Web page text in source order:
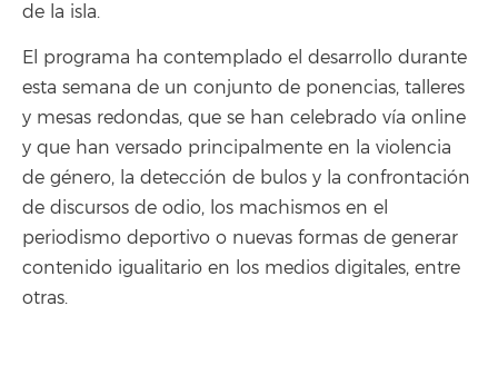
de la isla.
El programa ha contemplado el desarrollo durante
esta semana de un conjunto de ponencias, talleres
y mesas redondas, que se han celebrado vía online
y que han versado principalmente en la violencia
de género, la detección de bulos y la confrontación
de discursos de odio, los machismos en el
periodismo deportivo o nuevas formas de generar
contenido igualitario en los medios digitales, entre
otras.